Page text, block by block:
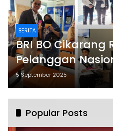
BERITA
BRI BO Cikarang
Pelanggan
Berbagi
Nasabah
5 September 2025
Popular Posts